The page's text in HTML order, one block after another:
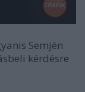
Semjén
kérdésre